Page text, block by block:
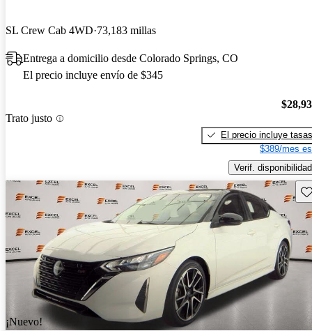
SL Crew Cab 4WD 73,183 millas
Entrega a domicilio desde Colorado Springs, CO
El precio incluye envío de $345
Trato justo
El precio incluye tasas
$389/mes
Verif. disponibilidad
¡Nuevo!